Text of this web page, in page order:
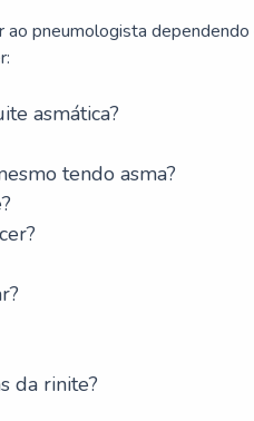
pneumologista
asmática?
tendo asma?
da rinite?